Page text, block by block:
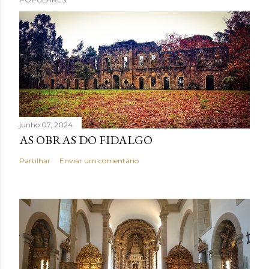
junho 07, 2024
AS OBRAS DO FIDALGO
Partilhar Enviar um comentário